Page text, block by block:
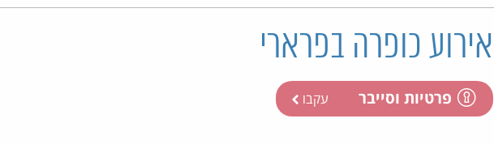
אירוע כופרה בפרארי
פרטיות וסייבר עקבו